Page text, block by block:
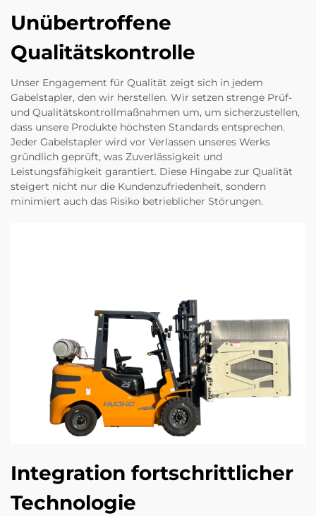
Unübertroffene
Qualitätskontrolle
Unser Engagement für Qualität zeigt sich in jedem
Gabelstapler, den wir herstellen. Wir setzen strenge Prüf-
und Qualitätskontrollmaßnahmen um, um sicherzustellen,
dass unsere Produkte höchsten Standards entsprechen.
Jeder Gabelstapler wird vor Verlassen unseres Werks
gründlich geprüft, was Zuverlässigkeit und
Leistungsfähigkeit garantiert. Diese Hingabe zur Qualität
steigert nicht nur die Kundenzufriedenheit, sondern
minimiert auch das Risiko betrieblicher Störungen.
Integration fortschrittlicher
Technologie